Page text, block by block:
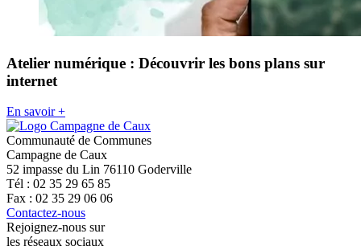
Atelier numérique : Découvrir les bons plans sur
internet
En savoir +
Communauté de Communes
Campagne de Caux
52 impasse du Lin 76110 Goderville
Tél : 02 35 29 65 85
Fax : 02 35 29 06 06
Contactez-nous
Rejoignez-nous sur
les réseaux sociaux